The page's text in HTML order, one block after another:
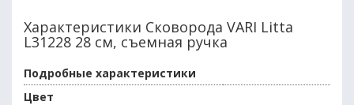
Характеристики Сковорода VARI Litta
L31228 28 см, съемная ручка
Подробные характеристики
Цвет